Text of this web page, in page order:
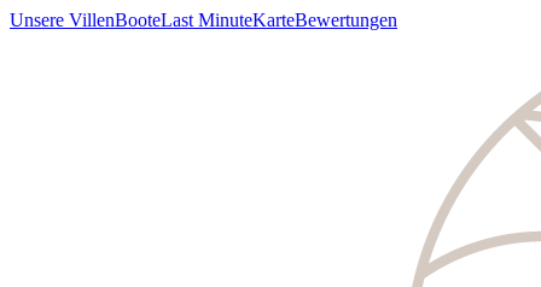
Unsere VillenBooteLast MinuteKarteBewertungen